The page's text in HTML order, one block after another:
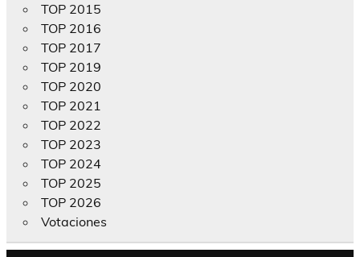
TOP 2015
TOP 2016
TOP 2017
TOP 2019
TOP 2020
TOP 2021
TOP 2022
TOP 2023
TOP 2024
TOP 2025
TOP 2026
Votaciones